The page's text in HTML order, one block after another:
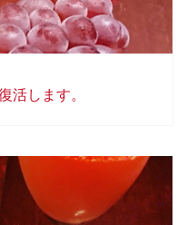
活します。